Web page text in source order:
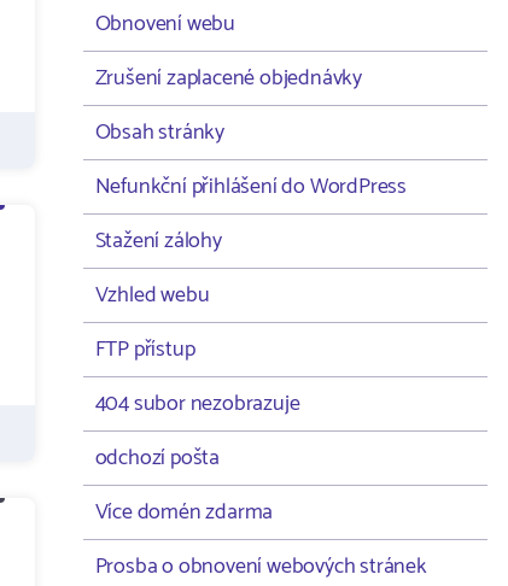
Obnovení webu
Zrušení zaplacené objednávky
Obsah stránky
Nefunkční přihlášení do WordPress
Stažení zálohy
Vzhled webu
FTP přístup
404 subor nezobrazuje
odchozí pošta
Více domén zdarma
Prosba o obnovení webových stránek